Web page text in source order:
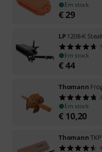
Em stock
€ 29
LP1208-K
Em stock
€44
Thomann
Em stock
€ 10,20
Thomann